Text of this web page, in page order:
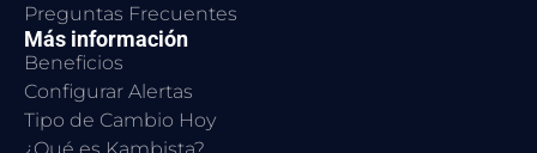
Preguntas Frecuentes
Más información
Beneficios
Configurar Alertas
Tipo de Cambio Hoy